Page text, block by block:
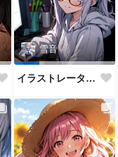
雪音
イラストレーター雪音ちゃん🎵